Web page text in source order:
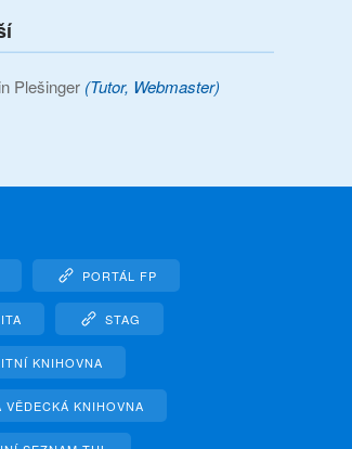
Plešinger (Tutor, Webmaster)
PORTÁL FP
STAG
KNIHOVNA
VĚDECKÁ KNIHOVNA